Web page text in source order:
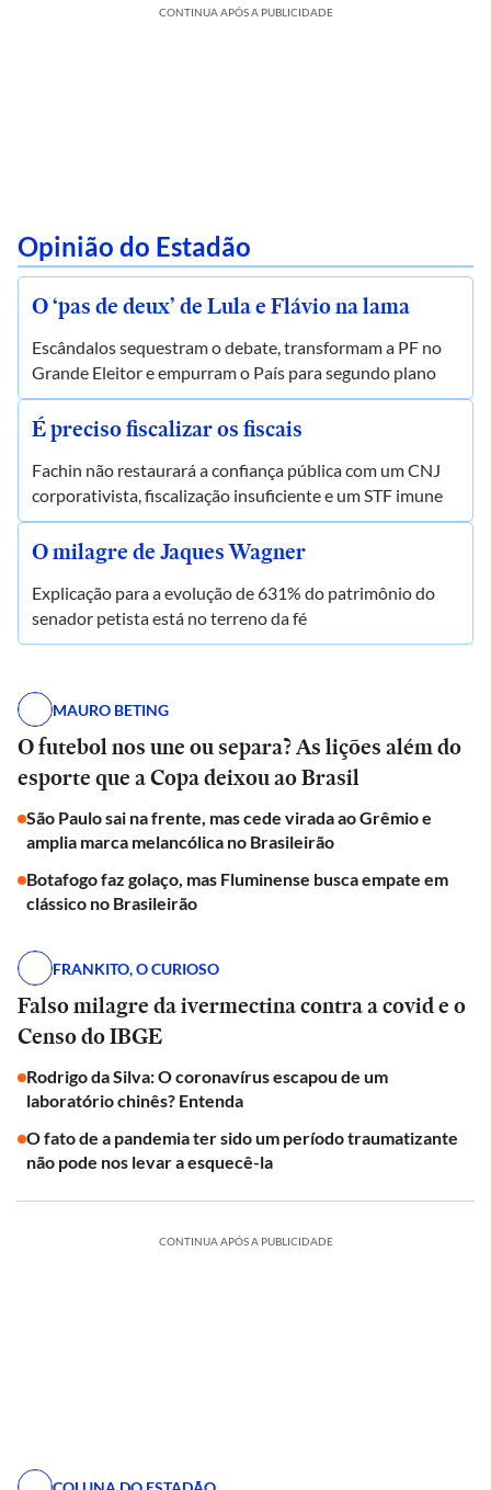
CONTINUA APÓS A PUBLICIDADE
Opinião do Estadão
O ‘pas de deux’ de Lula e Flávio na lama
Escândalos sequestram o debate, transformam a PF no
Grande Eleitor e empurram o País para segundo plano
É preciso fiscalizar os fiscais
Fachin não restaurará a confiança pública com um CNJ
corporativista, fiscalização insuficiente e um STF imune
O milagre de Jaques Wagner
Explicação para a evolução de 631% do patrimônio do
senador petista está no terreno da fé
MAURO BETING
O futebol nos une ou separa? As lições além do
esporte que a Copa deixou ao Brasil
São Paulo sai na frente, mas cede virada ao Grêmio e
amplia marca melancólica no Brasileirão
Botafogo faz golaço, mas Fluminense busca empate em
clássico no Brasileirão
FRANKITO, O CURIOSO
Falso milagre da ivermectina contra a covid e o
Censo do IBGE
Rodrigo da Silva: O coronavírus escapou de um
laboratório chinês? Entenda
O fato de a pandemia ter sido um período traumatizante
não pode nos levar a esquecê-la
CONTINUA APÓS A PUBLICIDADE